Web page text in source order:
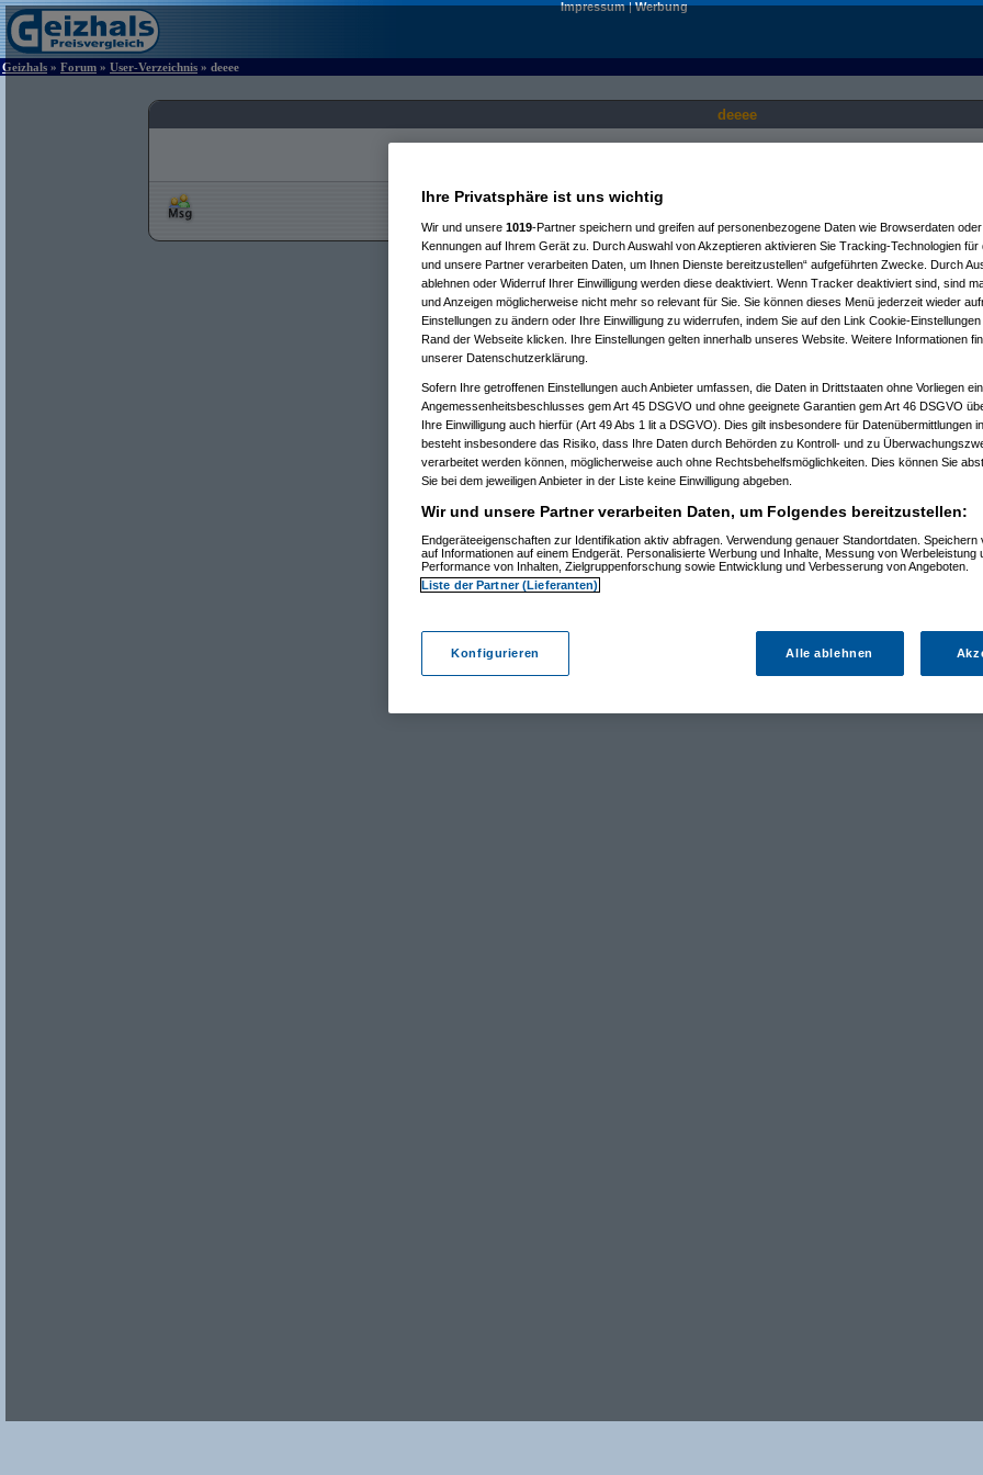
Impressum|Werbung
Geizhals » Forum » User-Verzeichnis » deeee
deeee
Ihre Privatsphäre ist uns wichtig
Wir und unsere 1019-Partner speichern und greifen auf personenbezogene Daten wie Browserdaten
Kennungen auf Ihrem Gerät zu. Durch Auswahl von Akzeptieren aktivieren Sie Tracking-Technologien für
und unsere Partner verarbeiten Daten, um Ihnen Dienste bereitzustellen“ aufgeführten Zwecke. Durch
ablehnen oder Widerruf Ihrer Einwilligung werden diese deaktiviert. Wenn Tracker deaktiviert sind, sind
und Anzeigen möglicherweise nicht mehr so relevant für Sie. Sie können dieses Menü jederzeit wieder
Einstellungen zu ändern oder Ihre Einwilligung zu widerrufen, indem Sie auf den Link Cookie-
Rand der Webseite klicken. Ihre Einstellungen gelten innerhalb unseres Website. Weitere Informationen
unserer Datenschutzerklärung.
Sofern Ihre getroffenen Einstellungen auch Anbieter umfassen, die Daten in Drittstaaten ohne Vorliegen
Angemessenheitsbeschlusses gem Art 45 DSGVO und ohne geeignete Garantien gem Art 46 DSGVO
Ihre Einwilligung auch hierfür (Art 49 Abs 1 lit a DSGVO). Dies gilt insbesondere für Datenübermittlungen
besteht insbesondere das Risiko, dass Ihre Daten durch Behörden zu Kontroll- und zu
verarbeitet werden können, möglicherweise auch ohne Rechtsbehelfsmöglichkeiten. Dies können Sie
Sie bei dem jeweiligen Anbieter in der Liste keine Einwilligung abgeben.
Wir und unsere Partner verarbeiten Daten, um Folgendes bereitzustellen:
Endgeräteeigenschaften zur Identifikation aktiv abfragen. Verwendung genauer Standortdaten. Speichern
auf Informationen auf einem Endgerät. Personalisierte Werbung und Inhalte, Messung von Werbeleistung
Performance von Inhalten, Zielgruppenforschung sowie Entwicklung und Verbesserung von Angeboten.
Liste der Partner (Lieferanten)
Konfigurieren Alle ablehnen